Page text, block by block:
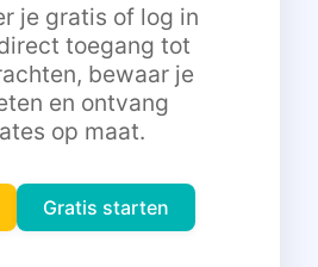
Inloggen
starten
je gratis of log in
toegang tot
bewaar je
en ontvang
op maat.
Gratis starten